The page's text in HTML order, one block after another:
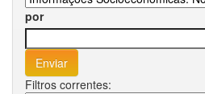
por
Filtros correntes: